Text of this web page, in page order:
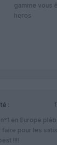
gamme vous
heros
:
en Europe
pour les
!!!!